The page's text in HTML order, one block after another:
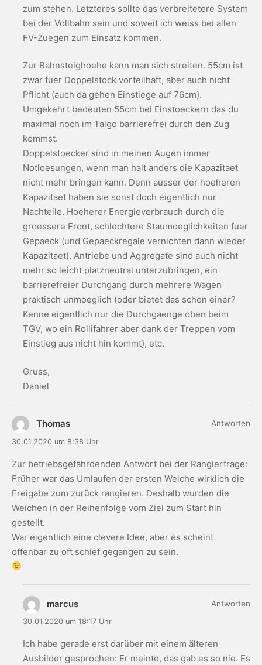
zum stehen. Letzteres sollte das verbreitetere System
bei der Vollbahn sein und soweit ich weiss bei allen
FV-Zuegen zum Einsatz kommen.
Zur Bahnsteighoehe kann man sich streiten. 55cm ist
zwar fuer Doppelstock vorteilhaft, aber auch nicht
Pflicht (auch da gehen Einstiege auf 76cm).
Umgekehrt bedeuten 55cm bei Einstoeckern das du
maximal noch im Talgo barrierefrei durch den Zug
kommst.
Doppelstoecker sind in meinen Augen immer
Notloesungen, wenn man halt anders die Kapazitaet
nicht mehr bringen kann. Denn ausser der hoeheren
Kapazitaet haben sie sonst doch eigentlich nur
Nachteile. Hoeherer Energieverbrauch durch die
groessere Front, schlechtere Staumoeglichkeiten fuer
Gepaeck (und Gepaeckregale vernichten dann wieder
Kapazitaet), Antriebe und Aggregate sind auch nicht
mehr so leicht platzneutral unterzubringen, ein
barrierefreier Durchgang durch mehrere Wagen
praktisch unmoeglich (oder bietet das schon einer?
Kenne eigentlich nur die Durchgaenge oben beim
TGV, wo ein Rollifahrer aber dank der Treppen vom
Einstieg aus nicht hin kommt), etc.
Gruss,
Daniel
Thomas
30.01.2020 um 8:38 Uhr
Zur betriebsgefährdenden Antwort bei der Rangierfrage:
Früher war das Umlaufen der ersten Weiche wirklich die
Freigabe zum zurück rangieren. Deshalb wurden die
Weichen in der Reihenfolge vom Ziel zum Start hin
gestellt.
War eigentlich eine clevere Idee, aber es scheint
offenbar zu oft schief gegangen zu sein.
Antworten
marcus
30.01.2020 um 18:17 Uhr
Ich habe gerade erst darüber mit einem älteren
Ausbilder gesprochen: Er meinte, das gab es so nie. Es
Antworten